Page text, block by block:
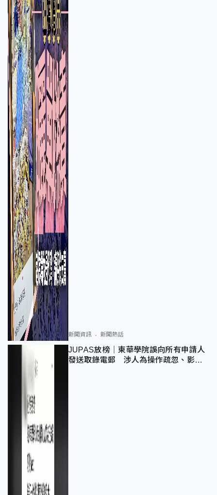
新聞資訊 新聞熱話
JUPAS放榜｜東華學院誤向所有申請人
發送取錄電郵 涉人為操作疏忽、影響